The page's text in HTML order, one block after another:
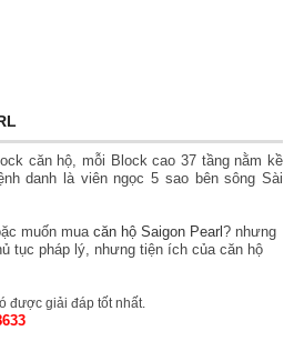
căn hộ, mỗi Block cao 37 tầng nằm kề
danh là viên ngọc 5 sao bên sông Sài
muốn mua căn hộ Saigon Pearl? nhưng
tục pháp lý, nhưng tiện ích của căn hộ
được giải đáp tốt nhất.